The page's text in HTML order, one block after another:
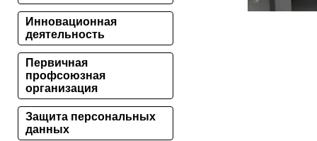
Инновационная
деятельность
Первичная
профсоюзная
организация
Защита персональных
данных